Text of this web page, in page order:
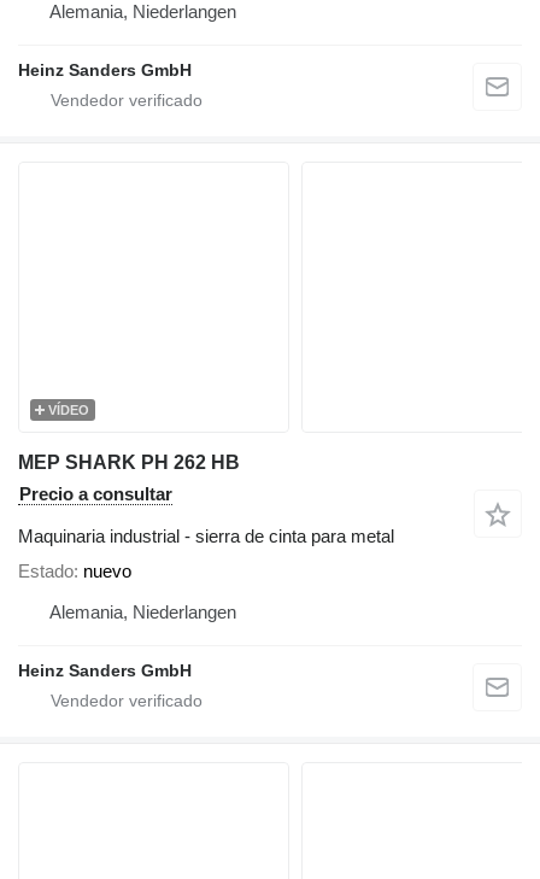
Alemania, Niederlangen
Heinz Sanders GmbH
VÍDEO
MEP SHARK PH 262 HB
Precio a consultar
Maquinaria industrial - sierra de cinta para metal
Estado nuevo
Alemania, Niederlangen
Heinz Sanders GmbH